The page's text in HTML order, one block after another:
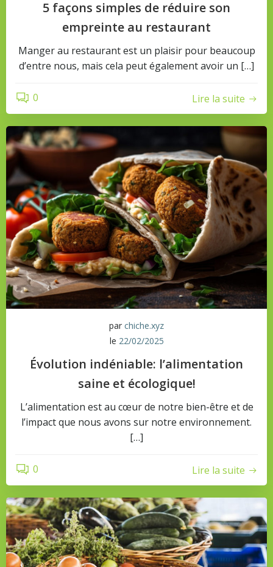
5 façons simples de réduire son
empreinte au restaurant
Manger au restaurant est un plaisir pour beaucoup
d’entre nous, mais cela peut également avoir un […]
0 Lire la suite
par chiche.xyz
le 22/02/2025
Évolution indéniable: l’alimentation
saine et écologique!
L’alimentation est au cœur de notre bien-être et de
l’impact que nous avons sur notre environnement.
[…]
0 Lire la suite